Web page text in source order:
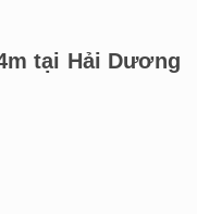
tại Hải Dương